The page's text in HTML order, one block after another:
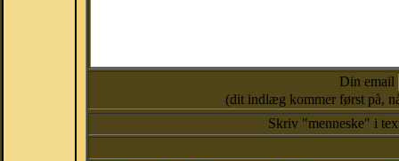
Din email
(dit indlæg kommer først på,
Skriv "menneske" i